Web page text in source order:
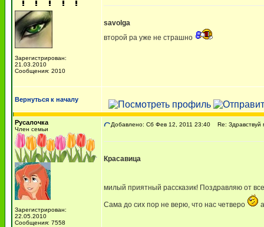
Зарегистрирован:
21.03.2010
Сообщения: 2010
savolga
второй ра уже не страшно
Вернуться к началу
Русалочка
Член семьи
Зарегистрирован:
22.05.2010
Сообщения: 7558
Добавлено: Сб Фев 12, 2011 23:40 Re:
Красавица
милый приятный рассказик! Поздравляю от
Сама до сих пор не верю, что нас четверо